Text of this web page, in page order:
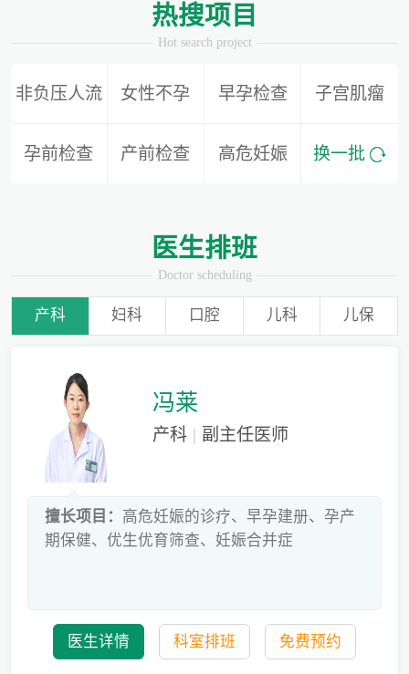
热搜项目
Hot search project
非负压人流 女性不孕 早孕检查 子宫肌瘤
孕前检查 产前检查 高危妊娠 换一批
医生排班
Doctor scheduling
产科 妇科 口腔 儿科 儿保
冯莱
产科 | 副主任医师
擅长项目： 高危妊娠的诊疗、早孕建册、孕产
期保健、优生优育筛查、妊娠合并症
医生详情 科室排班 免费预约